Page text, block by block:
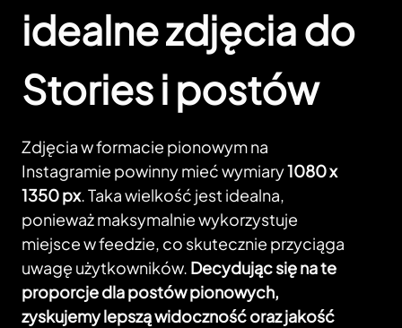
idealne zdjęcia do
Stories i postów
Zdjęcia w formacie pionowym na
Instagramie powinny mieć wymiary1080 x
1350 px. Taka wielkość jest idealna,
ponieważ maksymalnie wykorzystuje
miejsce w feedzie, co skutecznie przyciąga
uwagę użytkowników. Decydując się na te
proporcje dla postów pionowych,
zyskujemy lepszą widoczność oraz jakość